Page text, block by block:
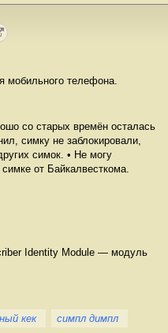
мобильного телефона.
со старых времён осталась
симку не заблокировали,
симок. • Не могу
от Байкалвесткома.
Identity Module — модуль
кек
симпл димпл